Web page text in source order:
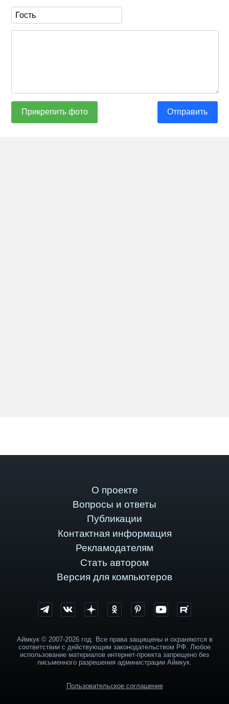
Прикрепить фото Отправить
О проекте
Вопросы и ответы
Публикации
Контактная информация
Рекламодателям
Стать автором
Версия для компьютеров
Аймкук © 2007-2026 год. Все права защищены и охраняются в
соответствии с действующим законодательством РФ. Любое
использование материалов интернет-проекта запрещено без
письменного разрешения администрации Аймкук.
Пользовательское соглашение